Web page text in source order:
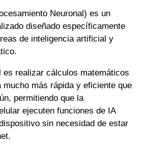
Neuronal) es un
diseñado específicamente
de inteligencia artificial y
es realizar cálculos matemáticos
mucho más rápida y eficiente que
permitiendo que la
ejecuten funciones de IA
sin necesidad de estar